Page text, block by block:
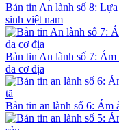
Bản tin An lành số 8:
sinh việt nam
Bản tin An lành số 7: Ám
da cơ địa
Bản tin an lành số 6: Ám